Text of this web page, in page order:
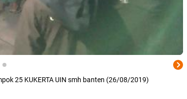
25 KUKERTA UIN smh banten (26/08/2019)